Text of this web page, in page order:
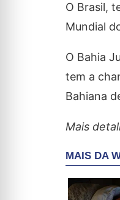
O Brasil,
Mundial
O Bahia
tem a
Bahiana
Mais